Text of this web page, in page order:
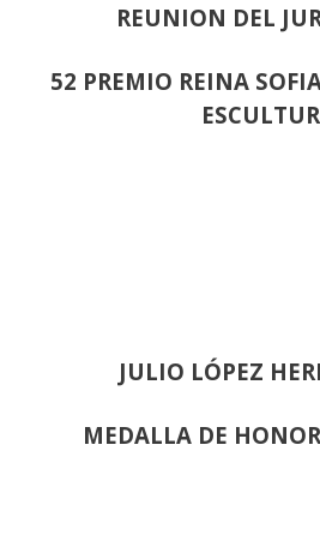
REUNION DEL
52 PREMIO REINA
JULIO LÓPEZ
MEDALLA DE